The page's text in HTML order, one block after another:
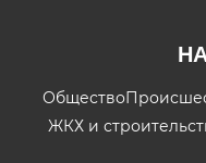
Общество
ЖКХ и